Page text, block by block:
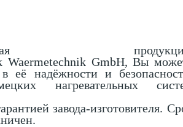
GmbH, Вы
её надёжности и
нагревательных
завода-изготовителя.